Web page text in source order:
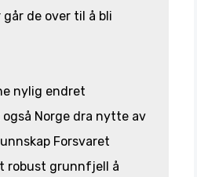
de over til å bli
nylig endret
Norge dra nytte av
Forsvaret
robust grunnfjell å